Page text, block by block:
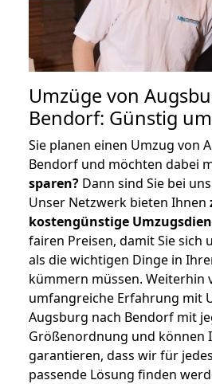
Umzüge von
Bendorf: Günstig
Sie planen einen Umzug von
Bendorf und möchten dabei
sparen? Dann sind Sie bei
Unser Netzwerk bieten Ihnen
kostengünstige
fairen Preisen, damit Sie sich
als die wichtigen Dinge in
kümmern müssen. Weiterhin
umfangreiche Erfahrung mit
Augsburg nach Bendorf mit
Größenordnung und können
garantieren, dass wir für
passende Lösung finden